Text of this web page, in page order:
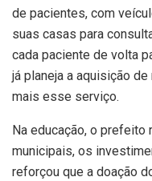
de pacientes, com
suas casas para
cada paciente de volta
já planeja a aquisição
mais esse serviço.
Na educação, o
municipais, os
reforçou que a doação